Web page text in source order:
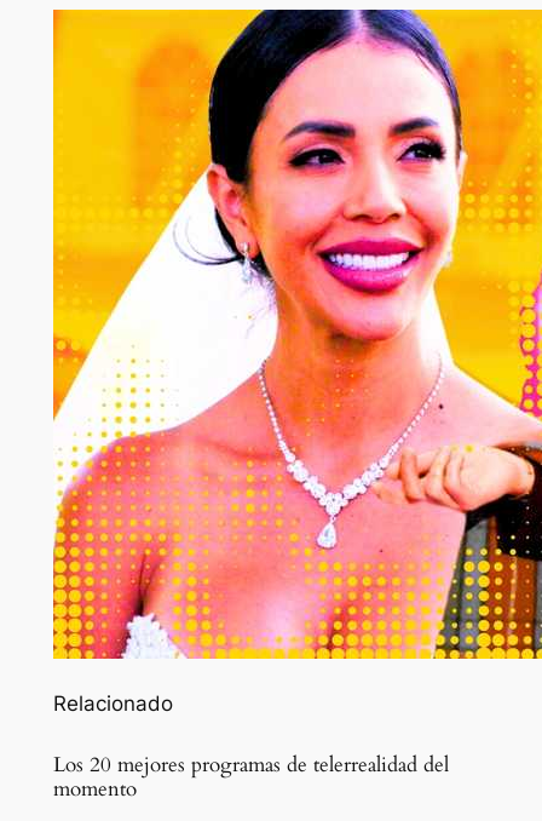
Relacionado
Los 20 mejores programas de telerrealidad del
momento